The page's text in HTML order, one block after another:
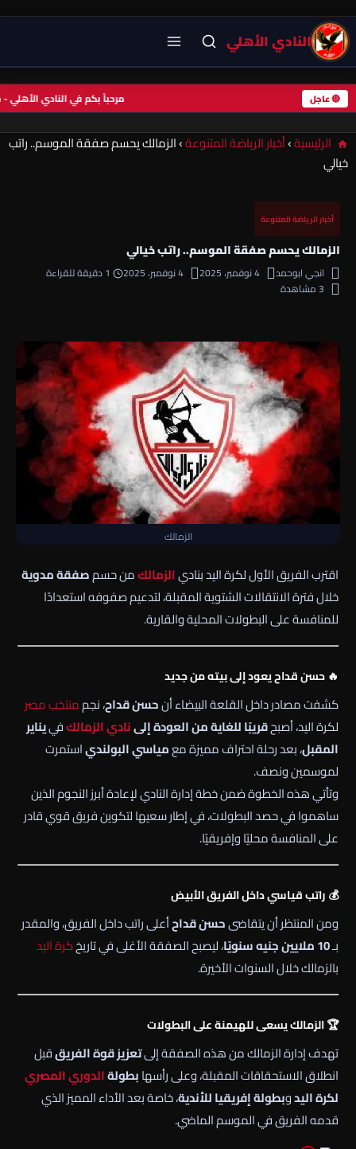
النادي الأهلي
🔴 عاجل مرحباً بكم في النادي
الرئيسية›أخبار الرياضة المتنوعة›الزمالك يحسم صفقة الموسم.. راتب
خيالي
أخبار الرياضة المتنوعة
الزمالك يحسم صفقة الموسم.. راتب خيالي
انجي ابوحمد 4 نوفمبر، 2025 4 نوفمبر، 2025
1 دقيقة للقراءة
3 مشاهدة
الزمالك
اقترب الفريق الأول لكرة اليد بناديالزمالكمن حسمصفقة مدوية
خلال فترة الانتقالات الشتوية المقبلة، لتدعيم صفوفه استعدادًا
للمنافسة على البطولات المحلية والقارية.
🔥 حسن قداح يعود إلى بيته من جديد
كشفت مصادر داخل القلعة البيضاء أنحسن قداح، نجممنتخب مصر
لكرة اليد، أصبحقريبًا للغاية من العودة إلىنادي الزمالكفييناير
المقبل، بعد رحلة احتراف مميزة معمياسي البولندياستمرت
لموسمين ونصف.
وتأتي هذه الخطوة ضمن خطة إدارة النادي لإعادة أبرز النجوم الذين
ساهموا في حصد البطولات، في إطار سعيها لتكوين فريق قوي قادر
على المنافسة محليًا وإفريقيًا.
💰 راتب قياسي داخل الفريق الأبيض
ومن المنتظر أن يتقاضىحسن قداحأعلى راتب داخل الفريق، والمقدر
بـ10 ملايين جنيه سنويًا ، ليصبح الصفقة الأغلى في تاريخكرة اليد
بالزمالك خلال السنوات الأخيرة.
🏆 الزمالك يسعى للهيمنة على البطولات
تهدف إدارة الزمالك من هذه الصفقة إلىتعزيز قوة الفريققبل
انطلاق الاستحقاقات المقبلة، وعلى رأسهابطولةالدوري المصري
لكرة اليدوبطولة إفريقيا للأندية، خاصة بعد الأداء المميز الذي
قدمه الفريق في الموسم الماضي.